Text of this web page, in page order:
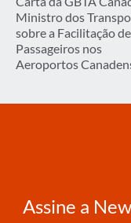
Post
Ministro dos
sobre a Facilitação de
Passageiros nos
Aeroportos
Assine a